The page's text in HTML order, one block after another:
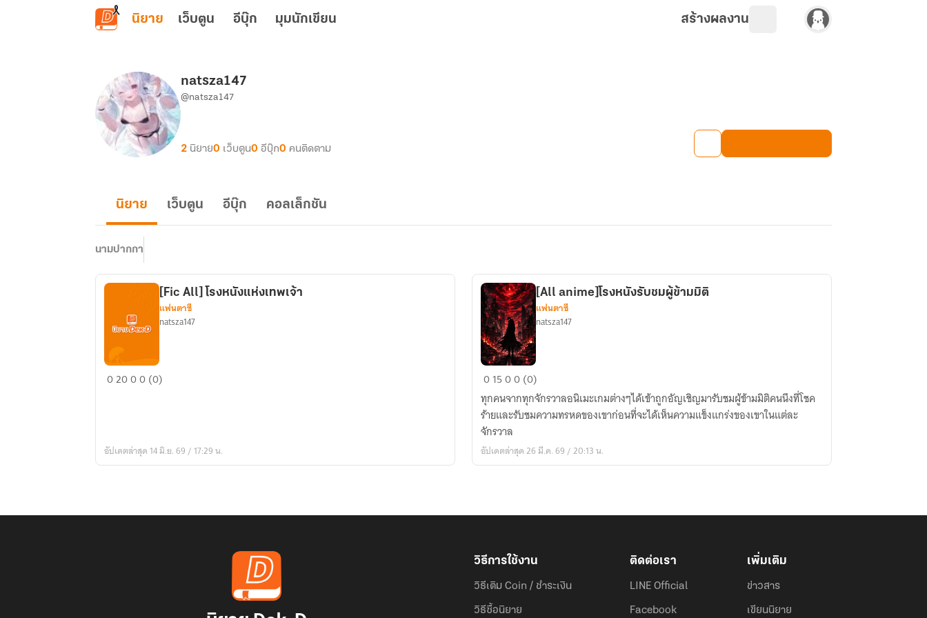
ข้ามไปยังเนื้อหาหลัก
นิยาย เว็บตูน อีบุ๊ก มุมนักเขียน สร้างผลงาน
natsza147
@natsza147
2 นิยาย0 เว็บตูน0 อีบุ๊ก0 คนติดตาม
นิยาย เว็บตูน อีบุ๊ก คอลเล็กชัน
นามปากกา
[Fic
เทพเจ้า
[Fic All] โรงหนังแห่งเทพเจ้า
แฟนตาซี
natsza147
02000 (0)
อัปเดตล่าสุด 14 มิ.ย. 69 / 17:29 น.
[All
หนัง
รับ
ชม
ผู้
[All anime]โรงหนังรับชมผู้ข้ามมิติ
แฟนตาซี
natsza147
01500 (0)
ทุกคนจากทุกจักรวาลอนิเมะเกมต่างๆได้เข้าถูกอัญเชิญมารับชมผู้ข้ามมิติคนนึงที่โชค
ร้ายและรับชมความทรหดของเขาก่อนที่จะได้เห็นความแข็งแกร่งของเขาในแต่ละ
จักรวาล
อัปเดตล่าสุด 26 มี.ค. 69 / 20:13 น.
วิธีการใช้งาน
วิธีเติม Coin / ชำระเงิน
วิธีซื้อนิยาย
ติดต่อเรา
LINE Official
Facebook
เพิ่มเติม
ข่าวสาร
เขียนนิยาย